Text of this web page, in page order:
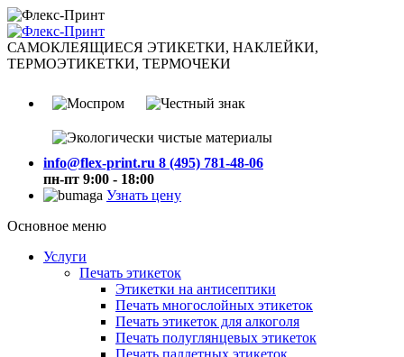
САМОКЛЕЯЩИЕСЯ ЭТИКЕТКИ, НАКЛЕЙКИ,
ТЕРМОЭТИКЕТКИ, ТЕРМОЧЕКИ
info@flex-print.ru 8 (495) 781-48-06
пн-пт 9:00 - 18:00
Узнать цену
Основное меню
Услуги
Печать этикеток
Этикетки на антисептики
Печать многослойных этикеток
Печать этикеток для алкоголя
Печать полуглянцевых этикеток
Печать паллетных этикеток